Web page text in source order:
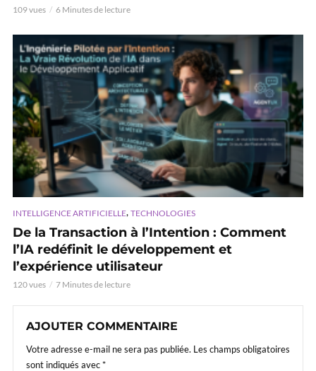
109 vues 6 Minutes de lecture
INTELLIGENCE ARTIFICIELLE, TECHNOLOGIES
De la Transaction à l’Intention : Comment
l’IA redéfinit le développement et
l’expérience utilisateur
120 vues 7 Minutes de lecture
AJOUTER COMMENTAIRE
Votre adresse e-mail ne sera pas publiée. Les champs obligatoires
sont indiqués avec*